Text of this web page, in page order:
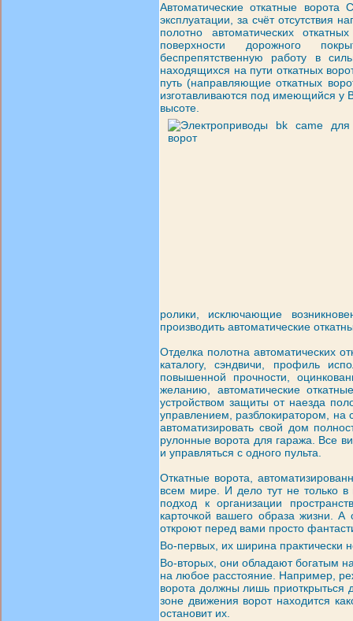
Автоматические откатные
эксплуатации, за счёт
полотно автоматических
поверхности дорожного
беспрепятственную работу в
находящихся на пути откатных
путь (направляющие откатных
изготавливаются под имеющийся
высоте.
ролики, исключающие
производить автоматические
Отделка полотна автоматических
каталогу, сэндвичи, профиль
повышенной прочности,
желанию, автоматические
устройством защиты от наезда
управлением, разблокиратором, на
автоматизировать свой дом
рулонные ворота для гаража. Все
и управляться с одного пульта.
Откатные ворота, а
всем мире. И дело тут не только в
подход к организации
карточкой вашего образа жизни. А
откроют перед вами просто
Во-первых, их ширина практически
Во-вторых, они обладают богатым
на любое расстояние. Например,
ворота должны лишь приоткрыться
зоне движения ворот находится
остановит их.